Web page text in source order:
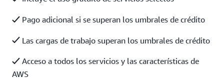
Pago adicional si se superan los umbrales de crédito
Las cargas de trabajo superan los umbrales de crédito
Acceso a todos los servicios y las características de
AWS